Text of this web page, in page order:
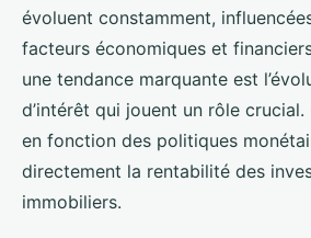
évoluent constamment,
facteurs économiques et
une tendance marquante est
d’intérêt qui jouent un rôle
en fonction des politiques
directement la rentabilité des
immobiliers.